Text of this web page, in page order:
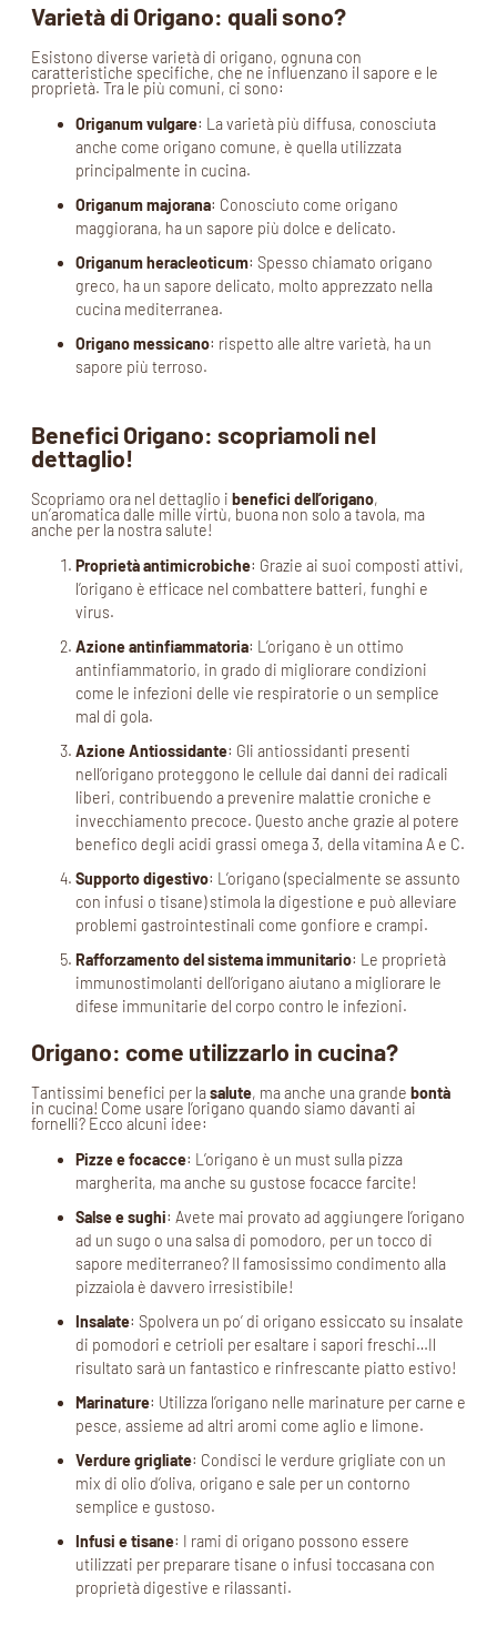
Varietà di Origano: quali sono?
Esistono diverse varietà di origano, ognuna con
caratteristiche specifiche, che ne influenzano il sapore e le
proprietà. Tra le più comuni, ci sono:
Origanum vulgare: La varietà più diffusa, conosciuta
anche come origano comune, è quella utilizzata
principalmente in cucina.
Origanum majorana: Conosciuto come origano
maggiorana, ha un sapore più dolce e delicato.
Origanum heracleoticum: Spesso chiamato origano
greco, ha un sapore delicato, molto apprezzato nella
cucina mediterranea.
Origano messicano: rispetto alle altre varietà, ha un
sapore più terroso.
Benefici Origano: scopriamoli nel
dettaglio!
Scopriamo ora nel dettaglio i benefici dell’origano,
un’aromatica dalle mille virtù, buona non solo a tavola, ma
anche per la nostra salute!
Proprietà antimicrobiche: Grazie ai suoi composti attivi,
l’origano è efficace nel combattere batteri, funghi e
virus.
Azione antinfiammatoria: L’origano è un ottimo
antinfiammatorio, in grado di migliorare condizioni
come le infezioni delle vie respiratorie o un semplice
mal di gola.
Azione Antiossidante: Gli antiossidanti presenti
nell’origano proteggono le cellule dai danni dei radicali
liberi, contribuendo a prevenire malattie croniche e
invecchiamento precoce. Questo anche grazie al potere
benefico degli acidi grassi omega 3, della vitamina A e C.
Supporto digestivo: L’origano (specialmente se assunto
con infusi o tisane) stimola la digestione e può alleviare
problemi gastrointestinali come gonfiore e crampi.
Rafforzamento del sistema immunitario: Le proprietà
immunostimolanti dell’origano aiutano a migliorare le
difese immunitarie del corpo contro le infezioni.
Origano: come utilizzarlo in cucina?
Tantissimi benefici per lasalute, ma anche una grande bontà
in cucina! Come usare l’origano quando siamo davanti ai
fornelli? Ecco alcuni idee:
Pizze e focacce: L’origano è un must sulla pizza
margherita, ma anche su gustose focacce farcite!
Salse e sughi: Avete mai provato ad aggiungere l’origano
ad un sugo o una salsa di pomodoro, per un tocco di
sapore mediterraneo? Il famosissimo condimento alla
pizzaiola è davvero irresistibile!
Insalate: Spolvera un po’ di origano essiccato su insalate
di pomodori e cetrioli per esaltare i sapori freschi…Il
risultato sarà un fantastico e rinfrescante piatto estivo!
Marinature: Utilizza l’origano nelle marinature per carne e
pesce, assieme ad altri aromi come aglio e limone.
Verdure grigliate: Condisci le verdure grigliate con un
mix di olio d’oliva, origano e sale per un contorno
semplice e gustoso.
Infusi e tisane: I rami di origano possono essere
utilizzati per preparare tisane o infusi toccasana con
proprietà digestive e rilassanti.